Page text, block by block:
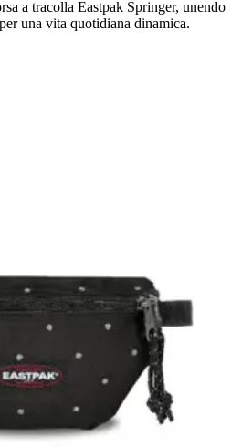
a tracolla Eastpak Springer, unendo
una vita quotidiana dinamica.